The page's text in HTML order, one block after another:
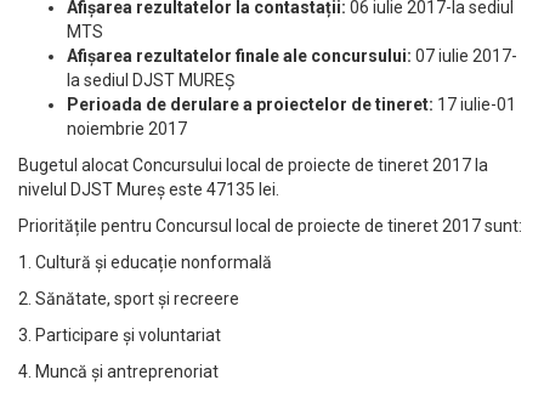
Afișarea rezultatelor la contastații: 06 iulie 2017-la sediul
MTS
Afișarea rezultatelor finale ale concursului: 07 iulie 2017-
la sediul DJST MUREȘ
Perioada de derulare a proiectelor de tineret: 17 iulie-01
noiembrie 2017
Bugetul alocat Concursului local de proiecte de tineret 2017 la
nivelul DJST Mureș este 47135 lei.
Prioritățile pentru Concursul local de proiecte de tineret 2017 sunt:
1. Cultură și educație nonformală
2. Sănătate, sport și recreere
3. Participare și voluntariat
4. Muncă și antreprenoriat